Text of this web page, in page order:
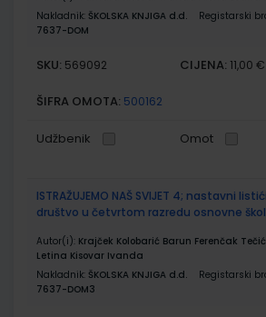
Nakladnik: ŠKOLSKA KNJIGA d.d.
Registarski
7637-DOM
SKU: 569092 CIJENA: 11,00 €
ŠIFRA OMOTA: 500162
Udžbenik Omot
ISTRAŽUJEMO NAŠ SVIJET 4; nastavni
društvo u četvrtom razredu osnovne
Autor(i): Krajček Kolobarić Barun Ferenčak
Letina Kisovar Ivanda
Nakladnik: ŠKOLSKA KNJIGA d.d.
Registarski
7637-DOM3